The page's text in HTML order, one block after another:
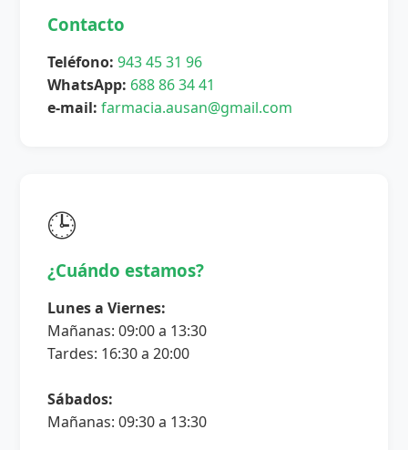
Contacto
Teléfono: 943 45 31 96
WhatsApp: 688 86 34 41
e-mail: farmacia.ausan@gmail.com
🕒
¿Cuándo estamos?
Lunes a Viernes:
Mañanas: 09:00 a 13:30
Tardes: 16:30 a 20:00
Sábados:
Mañanas: 09:30 a 13:30